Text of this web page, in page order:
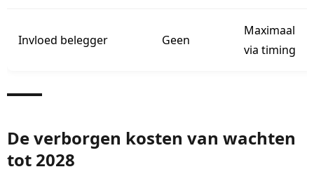
Invloed belegger Geen
Maximaal
via timing
De verborgen kosten van wachten
tot 2028